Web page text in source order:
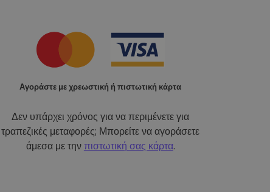
Αγοράστε με χρεωστική ή πιστωτική κάρτα
Δεν υπάρχει χρόνος για να περιμένετε για
τραπεζικές μεταφορές; Μπορείτε να αγοράσετε
άμεσα με τηνπιστωτική σας κάρτα.